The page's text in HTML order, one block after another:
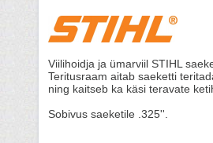
Viilihoidja ja ümarviil STIHL
Teritusraam aitab saeketti
ning kaitseb ka käsi teravate
Sobivus saeketile .325''.